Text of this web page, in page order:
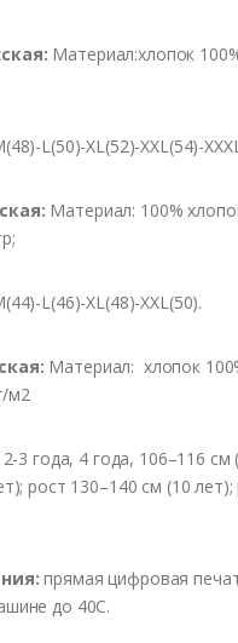
Материал:хлопок
L(50)-XL(52)-XXL(54)-
Материал: 100%
L(46)-XL(48)-XXL(50).
Материал: хлопок
м2
3 года, 4 года, 106–116 см
рост 130–140 см (10 лет);
прямая цифровая
до 40С.